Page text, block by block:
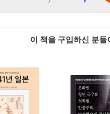
이 책을 구입하신 분